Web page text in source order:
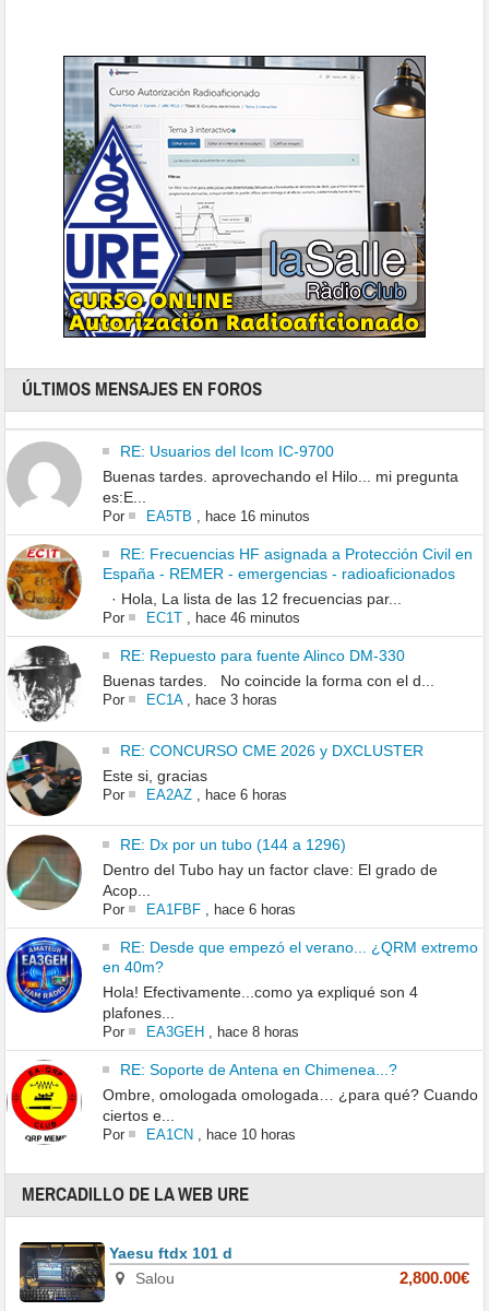
ÚLTIMOS MENSAJES EN FOROS
RE: Usuarios del Icom IC-9700
Buenas tardes. aprovechando el Hilo... mi pregunta
es:E...
Por EA5TB hace 16 minutos
RE: Frecuencias HF asignada a Protección Civil en
España - REMER - emergencias - radioaficionados
· Hola, La lista de las 12 frecuencias par...
Por EC1T, hace 46 minutos
RE: Repuesto para fuente Alinco DM-330
Buenas tardes. No coincide la forma con el d...
Por EC1A, hace 3 horas
RE: CONCURSO CME 2026 y DXCLUSTER
Este si, gracias
Por EA2AZ, hace 6 horas
RE: Dx por un tubo (144 a 1296)
Dentro del Tubo hay un factor clave: El grado de
Acop...
Por EA1FBF, hace 6 horas
RE: Desde que empezó el verano... ¿QRM extremo
en 40m?
Hola! Efectivamente...como ya expliqué son 4
plafones...
Por EA3GEH , hace 8 horas
RE: Soporte de Antena en Chimenea...?
Ombre, omologada omologada… ¿para qué? Cuando
ciertos e...
Por EA1CN , hace 10 horas
MERCADILLO DE LA WEB URE
Yaesu ftdx 101 d
Salou
2,800.00€